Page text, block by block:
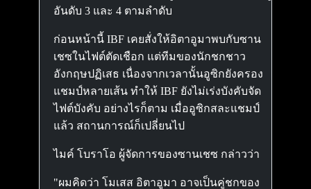
อันดับ 3 และ 4 ตามลำดับ
ก่อนหน้านี้ IBF เคยสั่งให้อิตาอูมาพบกับซาน
เชซในไฟต์ตัดเชือก แต่ทีมของนักชกชาว
อังกฤษปฏิเสธ เนื่องจากเวลานั้นอูซิกยังครอง
แชมป์หลายเส้น ทำให้ IBF ยังไม่เร่งบังคับจัด
ไฟต์บังคับ อย่างไรก็ตาม เมื่ออูซิกสละแชมป์
แล้ว สถานการณ์ก็เปลี่ยนไป
ไมค์ โบราโอ ผู้จัดการของซานเชซ กล่าวว่า
"ผมคิดว่า โมเสส อิตาอูมา อาจเป็นคู่ชกของ